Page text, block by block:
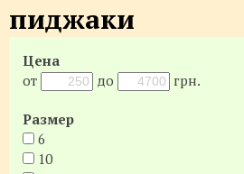
пиджаки
Цена
от
до грн.
Размер
6
10